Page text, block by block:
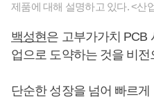
제품에 대해 설명하고 있다. <산
백성현은 고부가가치 PCB
업으로 도약하는 것을 비전
단순한 성장을 넘어 빠르게